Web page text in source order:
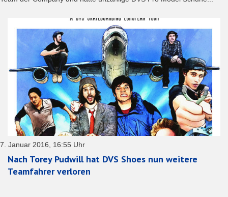
7. Januar 2016, 16:55 Uhr
Nach Torey Pudwill hat DVS Shoes nun weitere
Teamfahrer verloren